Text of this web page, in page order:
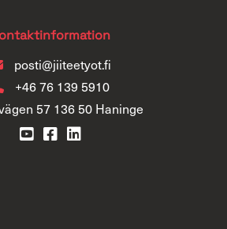
posti@jiiteetyot.fi
+46 76 139 5910
57 136 50 Haninge